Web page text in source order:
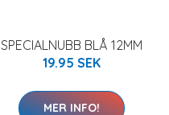
SPECIALNUBB BLÅ 12MM
19.95 SEK
MER INFO!